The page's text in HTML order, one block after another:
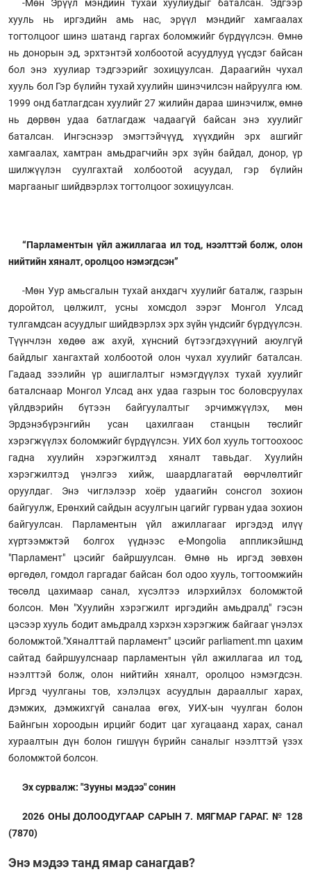
-Мөн Эрүүл мэндийн тухай хуулиудыг баталсан. Эдгээр
хууль нь иргэдийн амь нас, эрүүл мэндийг хамгаалах
тогтолцоог шинэ шатанд гаргах боломжийг бүрдүүлсэн. Өмнө
нь донорын эд, эрхтэнтэй холбоотой асуудлууд үүсдэг байсан
бол энэ хуулиар тэдгээрийг зохицуулсан. Дараагийн чухал
хууль бол Гэр бүлийн тухай хуулийн шинэчилсэн найруулга юм.
1999 онд батлагдсан хуулийг 27 жилийн дараа шинэчилж, өмнө
нь дөрвөн удаа батлагдаж чадаагүй байсан энэ хуулийг
баталсан. Ингэснээр эмэгтэйчүүд, хүүхдийн эрх ашгийг
хамгаалах, хамтран амьдрагчийн эрх зүйн байдал, донор, үр
шилжүүлэн суулгахтай холбоотой асуудал, гэр бүлийн
маргааныг шийдвэрлэх тогтолцоог зохицуулсан.
“Парламентын үйл ажиллагаа ил тод, нээлттэй болж, олон
нийтийн хяналт, оролцоо нэмэгдсэн”
-Мөн Уур амьсгалын тухай анхдагч хуулийг баталж, газрын
доройтол, цөлжилт, усны хомсдол зэрэг Монгол Улсад
тулгамдсан асуудлыг шийдвэрлэх эрх зүйн үндсийг бүрдүүлсэн.
Түүнчлэн хөдөө аж ахуй, хүнсний бүтээгдэхүүний аюулгүй
байдлыг хангахтай холбоотой олон чухал хуулийг баталсан.
Гадаад зээлийн үр ашиглалтыг нэмэгдүүлэх тухай хуулийг
баталснаар Монгол Улсад анх удаа газрын тос боловсруулах
үйлдвэрийн бүтээн байгуулалтыг эрчимжүүлэх, мөн
Эрдэнэбүрэнгийн усан цахилгаан станцын төслийг
хэрэгжүүлэх боломжийг бүрдүүлсэн. УИХ бол хууль тогтоохоос
гадна хуулийн хэрэгжилтэд хяналт тавьдаг. Хуулийн
хэрэгжилтэд үнэлгээ хийж, шаардлагатай өөрчлөлтийг
оруулдаг. Энэ чиглэлээр хоёр удаагийн сонсгол зохион
байгуулж, Ерөнхий сайдын асуулгын цагийг гурван удаа зохион
байгуулсан. Парламентын үйл ажиллагааг иргэдэд илүү
хүртээмжтэй болгох үүднээс e-Mongolia аппликэйшнд
"Парламент" цэсийг байршуулсан. Өмнө нь иргэд зөвхөн
өргөдөл, гомдол гаргадаг байсан бол одоо хууль, тогтоомжийн
төсөлд цахимаар санал, хүсэлтээ илэрхийлэх боломжтой
болсон. Мөн "Хуулийн хэрэгжилт иргэдийн амьдралд" гэсэн
цэсээр хууль бодит амьдралд хэрхэн хэрэгжиж байгааг үнэлэх
боломжтой."Хяналттай парламент" цэсийг parliament.mn цахим
сайтад байршуулснаар парламентын үйл ажиллагаа ил тод,
нээлттэй болж, олон нийтийн хяналт, оролцоо нэмэгдсэн.
Иргэд чуулганы тов, хэлэлцэх асуудлын дарааллыг харах,
дэмжих, дэмжихгүй саналаа өгөх, УИХ-ын чуулган болон
Байнгын хороодын ирцийг бодит цаг хугацаанд харах, санал
хураалтын дүн болон гишүүн бүрийн саналыг нээлттэй үзэх
боломжтой болсон.
Эх сурвалж: "Зууны мэдээ" сонин
2026 ОНЫ ДОЛООДУГААР САРЫН 7. МЯГМАР ГАРАГ. № 128
(7870)
Энэ мэдээ танд ямар санагдав?